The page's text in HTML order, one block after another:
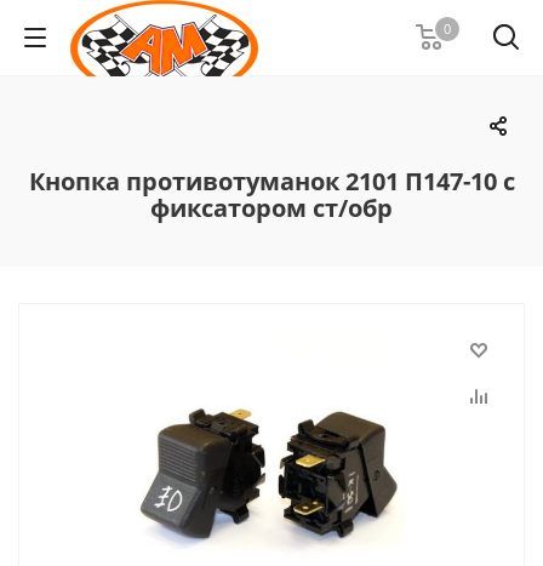
0
Кнопка противотуманок 2101 П147-10 с
фиксатором ст/обр